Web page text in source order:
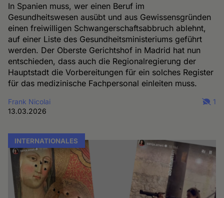
In Spanien muss, wer einen Beruf im
Gesundheitswesen ausübt und aus Gewissensgründen
einen freiwilligen Schwangerschaftsabbruch ablehnt,
auf einer Liste des Gesundheitsministeriums geführt
werden. Der Oberste Gerichtshof in Madrid hat nun
entschieden, dass auch die Regionalregierung der
Hauptstadt die Vorbereitungen für ein solches Register
für das medizinische Fachpersonal einleiten muss.
Frank Nicolai
13.03.2026
1
INTERNATIONALES